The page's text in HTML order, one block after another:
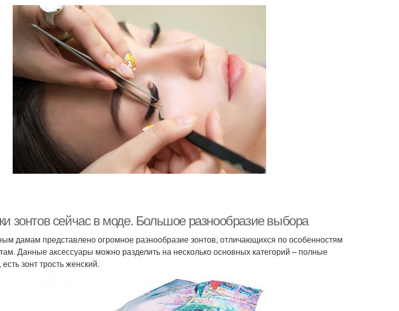
зонтов сейчас в моде. Большое разнообразие выбора
дамам представлено огромное разнообразие зонтов, отличающихся по особенностям
Данные аксессуары можно разделить на несколько основных категорий – полные
зонт трость женский.